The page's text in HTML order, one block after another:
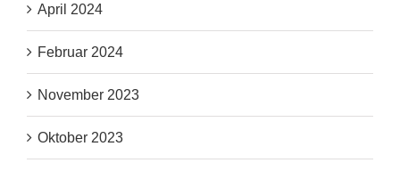
April 2024
Februar 2024
November 2023
Oktober 2023